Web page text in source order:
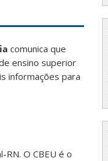
comunica que
ensino superior
informações para
O CBEU é o